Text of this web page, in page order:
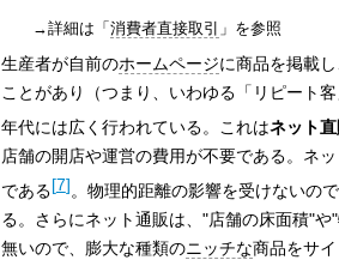
→詳細は「消費者直接取引 」を参照
生産者が自前のホームページに商品を掲載
ことがあり（つまり、いわゆる「リピート
年代には広く行われている。これはネット
店舗の開店や運営の費用が不要である。ネ
である[7]。物理的距離の影響を受けないの
る。さらにネット通販は、"店舗の床面積"
無いので、膨大な種類のニッチな商品をサ